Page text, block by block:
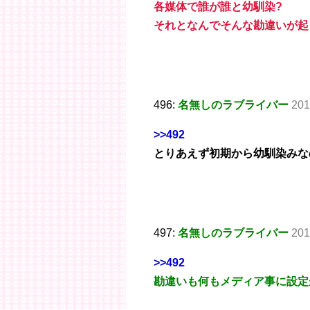
各媒体で誰が誰と幼馴染?
それとなんでそんな勘違いが
496: 名無しのラブライバー
>>492
とりあえず初期から幼馴染み
497: 名無しのラブライバー
>>492
勘違いも何もメディア事に設